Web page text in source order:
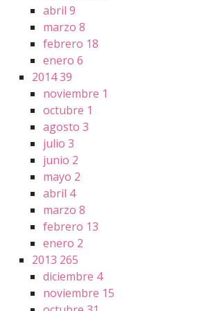
abril 9
marzo 8
febrero 18
enero 6
201439
noviembre 1
octubre 1
agosto 3
julio 3
junio 2
mayo 2
abril 4
marzo 8
febrero 13
enero 2
2013 265
diciembre 4
noviembre 15